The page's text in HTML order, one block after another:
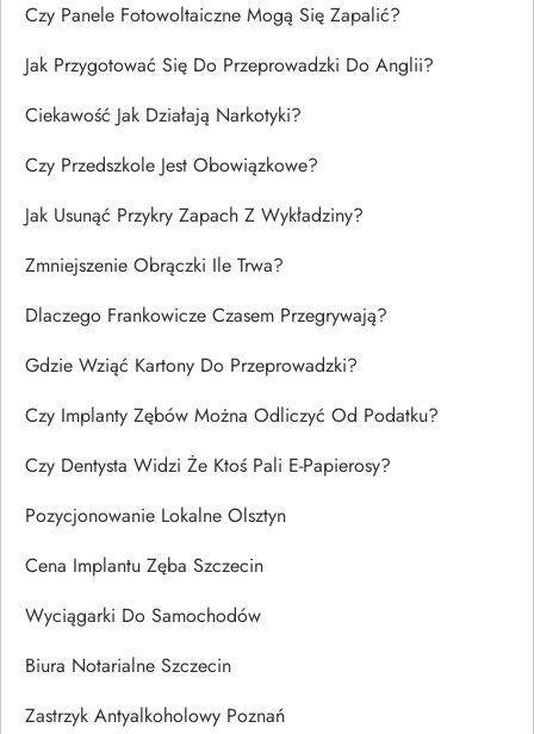
Czy Panele Fotowoltaiczne Mogą Się Zapalić?
Jak Przygotować Się Do Przeprowadzki Do Anglii?
Ciekawość Jak Działają Narkotyki?
Czy Przedszkole Jest Obowiązkowe?
Jak Usunąć Przykry Zapach Z Wykładziny?
Zmniejszenie Obrączki Ile Trwa?
Dlaczego Frankowicze Czasem Przegrywają?
Gdzie Wziąć Kartony Do Przeprowadzki?
Czy Implanty Zębów Można Odliczyć Od Podatku?
Czy Dentysta Widzi Że Ktoś Pali E-Papierosy?
Pozycjonowanie Lokalne Olsztyn
Cena Implantu Zęba Szczecin
Wyciągarki Do Samochodów
Biura Notarialne Szczecin
Zastrzyk Antyalkoholowy Poznań